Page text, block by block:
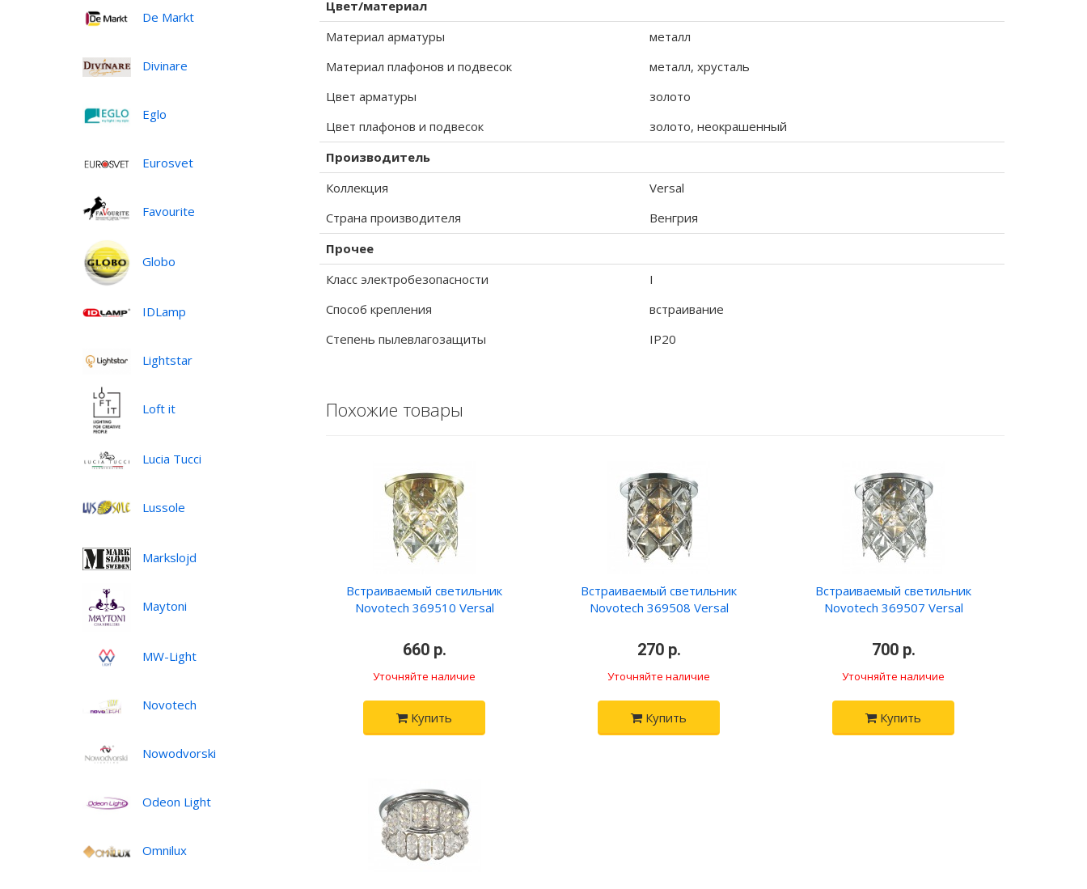
De Markt
Divinare
Eglo
Eurosvet
Favourite
Globo
IDLamp
Lightstar
Loft it
Lucia Tucci
Lussole
Markslojd
Maytoni
MW-Light
Novotech
Nowodvorski
Odeon Light
Omnilux
Цвет/материал
Материал арматуры
металл
Материал плафонов и подвесок
металл, хрусталь
Цвет арматуры
золото
Цвет плафонов и подвесок
золото, неокрашенный
Производитель
Коллекция
Versal
Страна производителя
Венгрия
Прочее
Класс электробезопасности
I
Способ крепления
встраивание
Степень пылевлагозащиты
IP20
Похожие товары
Встраиваемый светильник
Novotech 369510 Versal
660 р.
Уточняйте наличие
Купить
Встраиваемый светильник
Novotech 369508 Versal
270 р.
Уточняйте наличие
Купить
Встраиваемый светильник
Novotech 369507 Versal
700 р.
Уточняйте наличие
Купить